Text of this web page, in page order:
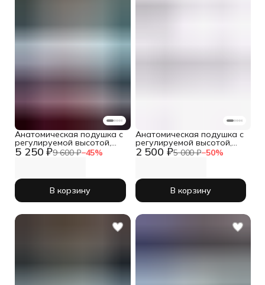
5 250 ₽9 600 ₽−45%
Анатомическая подушка с
регулируемой высотой,
70x70 см, Memory Base max
В корзину
2 500 ₽5 000 ₽−50%
Анатомическая подушка с
регулируемой высотой,
70x70 см, Sleepico Memory
В корзину